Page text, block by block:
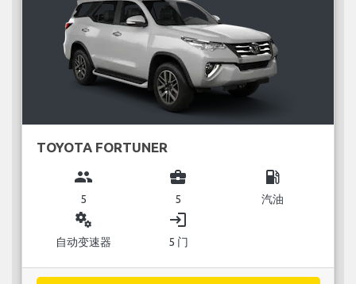
TOYOTA FORTUNER
group
5
business_center
5
local_gas_station
汽油
miscellaneous_services
自动变速器
login
5 门